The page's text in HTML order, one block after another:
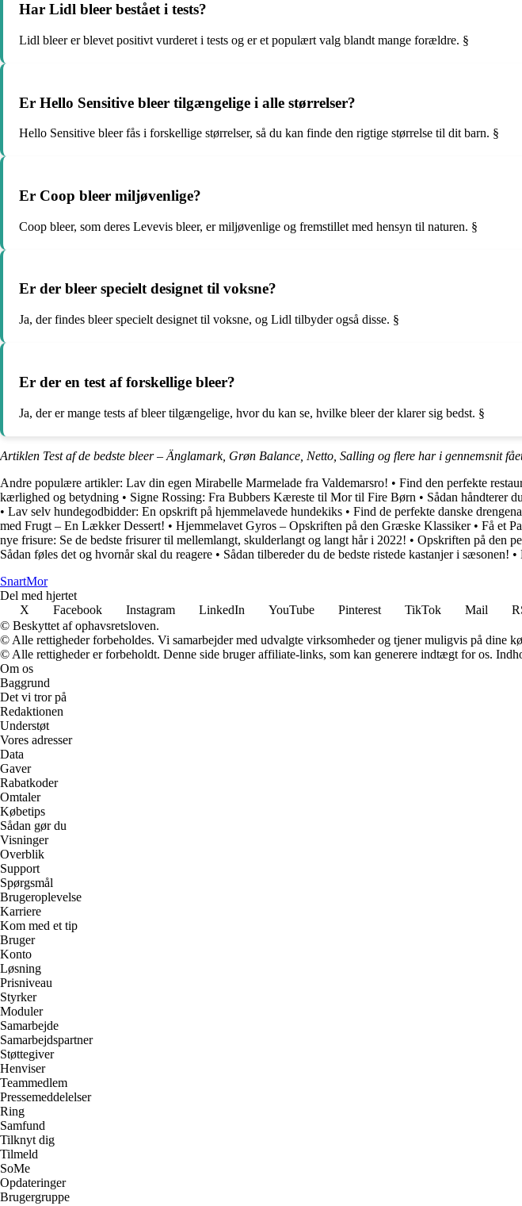
Har Lidl bleer bestået i tests?
Lidl bleer er blevet positivt vurderet i tests og er et populært valg blandt mange forældre. §
Er Hello Sensitive bleer tilgængelige i alle størrelser?
Hello Sensitive bleer fås i forskellige størrelser, så du kan finde den rigtige størrelse til dit barn. §
Er Coop bleer miljøvenlige?
Coop bleer, som deres Levevis bleer, er miljøvenlige og fremstillet med hensyn til naturen. §
Er der bleer specielt designet til voksne?
Ja, der findes bleer specielt designet til voksne, og Lidl tilbyder også disse. §
Er der en test af forskellige bleer?
Ja, der er mange tests af bleer tilgængelige, hvor du kan se, hvilke bleer der klarer sig bedst. §
Artiklen Test af de bedste bleer – Änglamark, Grøn Balance, Netto, Salling og flere har i gennemsnit
Andre populære artikler: Lav din egen Mirabelle Marmelade fra Valdemarsro! • Find den perfekte
kærlighed og betydning • Signe Rossing: Fra Bubbers Kæreste til Mor til Fire Børn • Sådan håndterer
• Lav selv hundegodbidder: En opskrift på hjemmelavede hundekiks • Find de perfekte danske
med Frugt – En Lækker Dessert! • Hjemmelavet Gyros – Opskriften på den Græske Klassiker• Få et
nye frisure: Se de bedste frisurer til mellemlangt, skulderlangt og langt hår i 2022! • Opskriften på den
Sådan føles det og hvornår skal du reagere • Sådan tilbereder du de bedste ristede kastanjer i sæsonen! •
SnartMor
Del med hjertet
X
Facebook Instagram LinkedIn YouTube Pinterest TikTok Mail
© Beskyttet af ophavsretsloven.
© Alle rettigheder forbeholdes. Vi samarbejder med udvalgte virksomheder og tjener muligvis på dine
© Alle rettigheder er forbeholdt. Denne side bruger affiliate-links, som kan generere indtægt for os.
Om os
Baggrund
Det vi tror på
Redaktionen
Understøt
Vores adresser
Data
Gaver
Rabatkoder
Omtaler
Købetips
Sådan gør du
Visninger
Overblik
Support
Spørgsmål
Brugeroplevelse
Karriere
Kom med et tip
Bruger
Konto
Løsning
Prisniveau
Styrker
Moduler
Samarbejde
Samarbejdspartner
Støttegiver
Henviser
Teammedlem
Pressemeddelelser
Ring
Samfund
Tilknyt dig
Tilmeld
SoMe
Opdateringer
Brugergruppe